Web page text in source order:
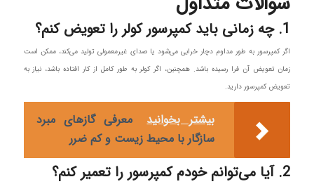
1. چه زمانی باید کمپرسور کولر را تعویض کنم؟
اگر کمپرسور به طور مداوم دچار خرابی می‌شود یا صدای غیرمعمولی تولید می‌کند، ممکن است
زمان تعویض آن فرا رسیده باشد. همچنین، اگر کولر به طور کامل از کار افتاده باشد، نیاز به
تعویض کمپرسور دارید.
بیشتر بخوانید
معرفی گازهای مبرد
سازگار با محیط زیست و کم‌ ضرر
2. آیا می‌توانم خودم کمپرسور را تعمیر کنم؟